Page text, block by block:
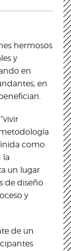
hermosos
y
en
en
como
la
un lugar
de diseño
y
de un